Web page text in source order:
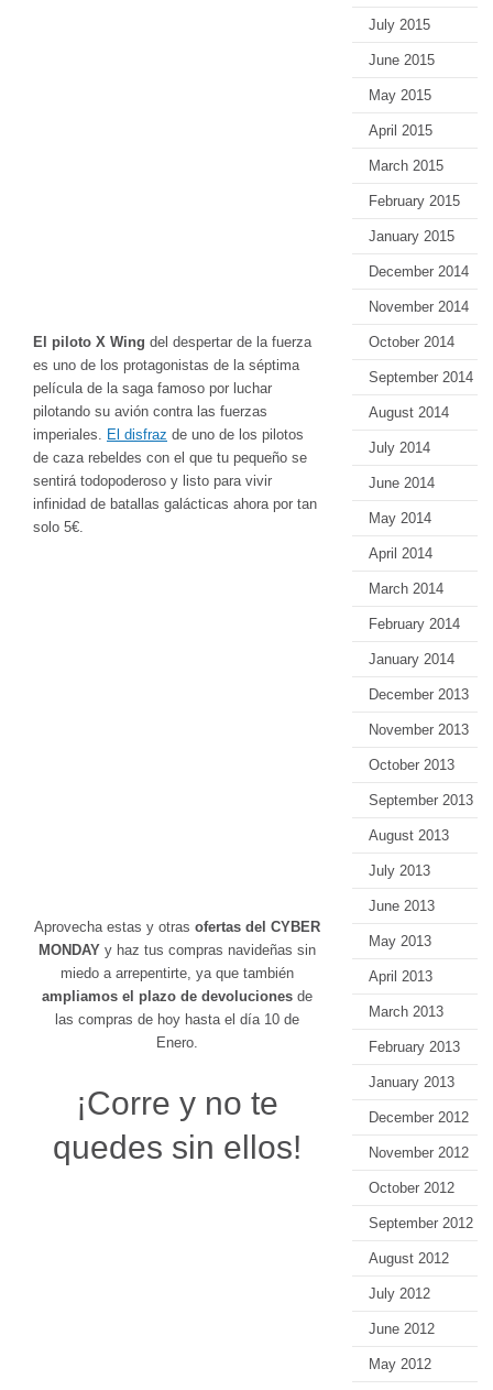
El piloto X Wing del despertar de la fuerza
es uno de los protagonistas de la séptima
película de la saga famoso por luchar
pilotando su avión contra las fuerzas
imperiales. El disfraz de uno de los pilotos
de caza rebeldes con el que tu pequeño se
sentirá todopoderoso y listo para vivir
infinidad de batallas galácticas ahora por tan
solo 5€.
Aprovecha estas y otras ofertas del CYBER
MONDAY y haz tus compras navideñas sin
miedo a arrepentirte, ya que también
ampliamos el plazo de devoluciones de
las compras de hoy hasta el día 10 de
Enero.
¡Corre y no te
quedes sin ellos!
July 2015
June 2015
May 2015
April 2015
March 2015
February 2015
January 2015
December 2014
November 2014
October 2014
September 2014
August 2014
July 2014
June 2014
May 2014
April 2014
March 2014
February 2014
January 2014
December 2013
November 2013
October 2013
September 2013
August 2013
July 2013
June 2013
May 2013
April 2013
March 2013
February 2013
January 2013
December 2012
November 2012
October 2012
September 2012
August 2012
July 2012
June 2012
May 2012